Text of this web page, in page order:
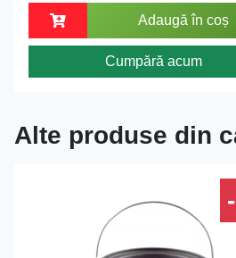
Adaugă în coș
Cumpără acum
Alte produse din